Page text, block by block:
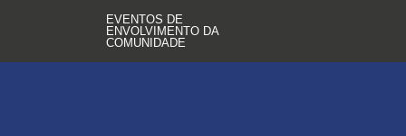
EVENTOS DE
ENVOLVIMENTO DA
COMUNIDADE